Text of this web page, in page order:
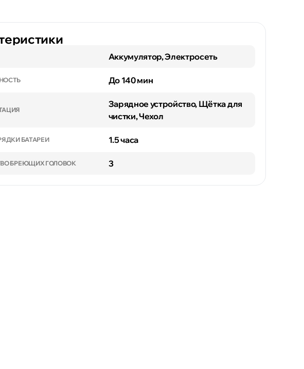
Аккумулятор, Электросеть
До 140 мин
Зарядное устройство, Щётка для
чистки, Чехол
БАТАРЕИ 1.5 часа
БРЕЮЩИХ ГОЛОВОК 3